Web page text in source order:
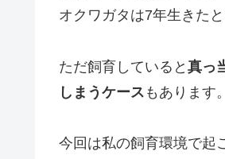
オクワガタは7年生きた
ただ飼育していると 真っ
しまうケース もあります。
今回は私の飼育環境で起